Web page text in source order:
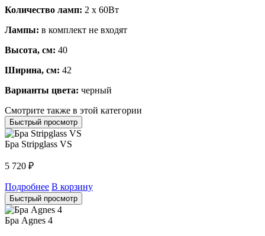
Количество ламп: 2 х 60Вт
Лампы: в комплект не входят
Высота, см: 40
Ширина, см: 42
Варианты цвета: черный
Смотрите также в этой категории
Быстрый просмотр
Бра Stripglass VS
5 720 ₽
Подробнее В корзину
Быстрый просмотр
Бра Agnes 4